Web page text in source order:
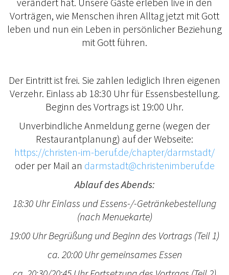
Vorträgen, wie Menschen ihren Alltag jetzt mit Gott
leben und nun ein Leben in persönlicher Beziehung
mit Gott führen.
Der Eintritt ist frei. Sie zahlen lediglich Ihren eigenen
Verzehr. Einlass ab 18:30 Uhr für Essensbestellung.
Beginn des Vortrags ist 19:00 Uhr.
Unverbindliche Anmeldung gerne (wegen der
Restaurantplanung) auf der Webseite:
https://christen-im-beruf.de/chapter/darmstadt/
oder per Mail an darmstadt@christenimberuf.de
Ablauf des Abends:
18:30 Uhr Einlass und Essens-/-Getränkebestellung
(nach Menuekarte)
19:00 Uhr Begrüßung und Beginn des Vortrags (Teil 1)
ca. 20:00 Uhrgemeinsames Essen